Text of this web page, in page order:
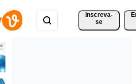
Inscreva-
se